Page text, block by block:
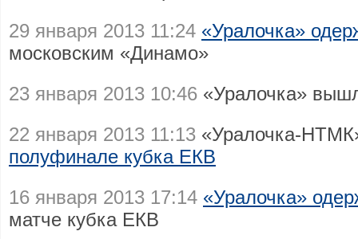
29 января 2013 11:24 «Уралочка»
московским «Динамо»
23 января 2013 10:46 «Уралочка»
22 января 2013 11:13 «Уралочка-
полуфинале кубка ЕКВ
16 января 2013 17:14 «Уралочка»
матче кубка ЕКВ